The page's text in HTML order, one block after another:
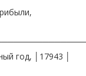
год, │17943 │